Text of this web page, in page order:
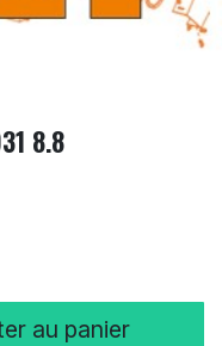
8.8
au panier